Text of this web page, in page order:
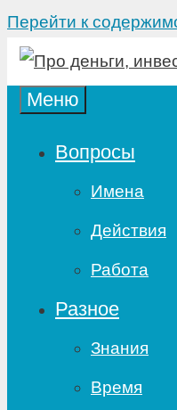
Перейти к
Меню
Вопросы
Имена
Действия
Работа
Разное
Знания
Время